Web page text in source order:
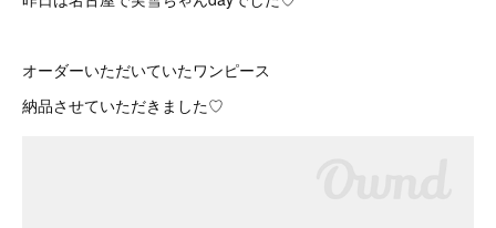
オーダーいただいていたワンピース
納品させていただきました♡